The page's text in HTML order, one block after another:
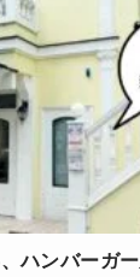
ハンバーガ